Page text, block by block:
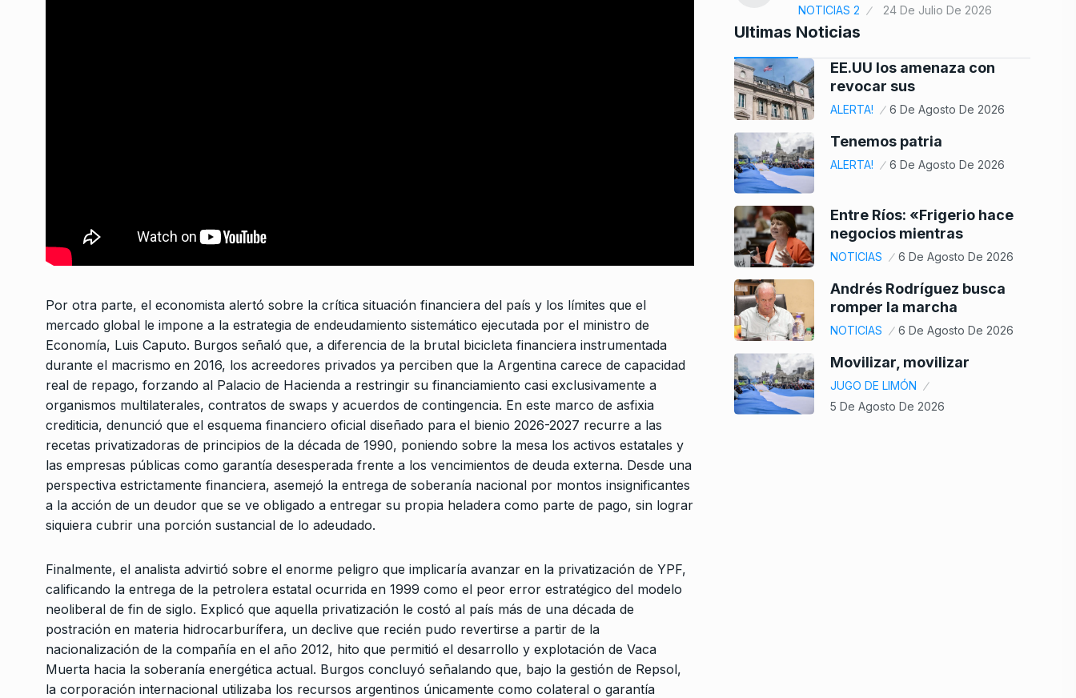
Por otra parte, el economista alertó sobre la crítica situación financiera del país y los límites que el
mercado global le impone a la estrategia de endeudamiento sistemático ejecutada por el ministro de
Economía, Luis Caputo. Burgos señaló que, a diferencia de la brutal bicicleta financiera instrumentada
durante el macrismo en 2016, los acreedores privados ya perciben que la Argentina carece de capacidad
real de repago, forzando al Palacio de Hacienda a restringir su financiamiento casi exclusivamente a
organismos multilaterales, contratos de swaps y acuerdos de contingencia. En este marco de asfixia
crediticia, denunció que el esquema financiero oficial diseñado para el bienio 2026-2027 recurre a las
recetas privatizadoras de principios de la década de 1990, poniendo sobre la mesa los activos estatales y
las empresas públicas como garantía desesperada frente a los vencimientos de deuda externa. Desde una
perspectiva estrictamente financiera, asemejó la entrega de soberanía nacional por montos insignificantes
a la acción de un deudor que se ve obligado a entregar su propia heladera como parte de pago, sin lograr
siquiera cubrir una porción sustancial de lo adeudado.
Finalmente, el analista advirtió sobre el enorme peligro que implicaría avanzar en la privatización de YPF,
calificando la entrega de la petrolera estatal ocurrida en 1999 como el peor error estratégico del modelo
neoliberal de fin de siglo. Explicó que aquella privatización le costó al país más de una década de
postración en materia hidrocarburífera, un declive que recién pudo revertirse a partir de la
nacionalización de la compañía en el año 2012, hito que permitió el desarrollo y explotación de Vaca
Muerta hacia la soberanía energética actual. Burgos concluyó señalando que, bajo la gestión de Repsol,
la corporación internacional utilizaba los recursos argentinos únicamente como colateral o garantía
NOTICIAS 2 24 De Julio De 2026
Ultimas Noticias
EE.UU los amenaza con
revocar sus
ALERTA! 6 De Agosto De 2026
Tenemos patria
ALERTA! 6 De Agosto De 2026
Entre Ríos: «Frigerio hace
negocios mientras
NOTICIAS 6 De Agosto De 2026
Andrés Rodríguez busca
romper la marcha
NOTICIAS 6 De Agosto De 2026
Movilizar, movilizar
JUGO DE LIMÓN
5 De Agosto De 2026